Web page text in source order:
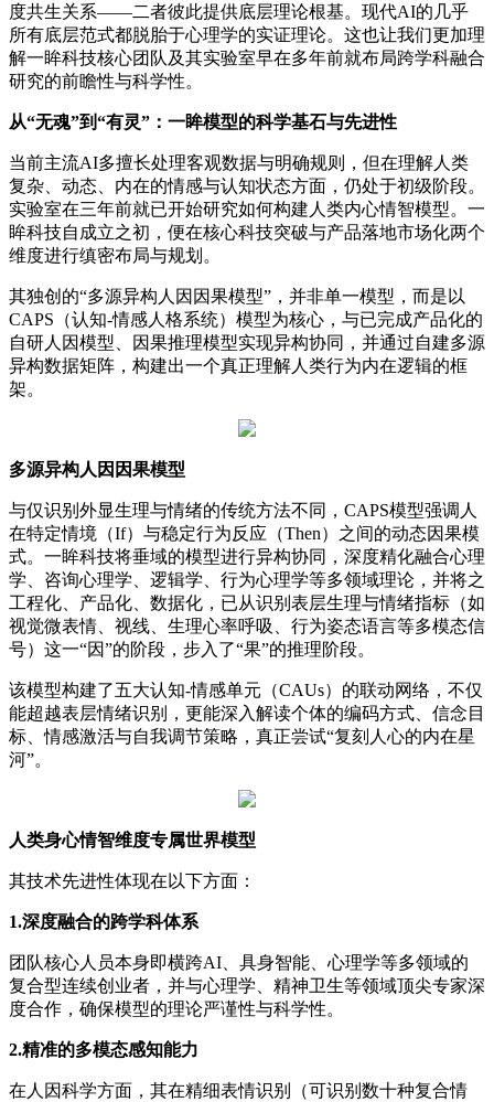
度共生关系——二者彼此提供底层理论根基。现代AI的几乎
所有底层范式都脱胎于心理学的实证理论。这也让我们更加理
解一眸科技核心团队及其实验室早在多年前就布局跨学科融合
研究的前瞻性与科学性。
从“无魂”到“有灵”：一眸模型的科学基石与先进性
当前主流AI多擅长处理客观数据与明确规则，但在理解人类
复杂、动态、内在的情感与认知状态方面，仍处于初级阶段。
实验室在三年前就已开始研究如何构建人类内心情智模型。一
眸科技自成立之初，便在核心科技突破与产品落地市场化两个
维度进行缜密布局与规划。
其独创的“多源异构人因因果模型”，并非单一模型，而是以
CAPS（认知-情感人格系统）模型为核心，与已完成产品化的
自研人因模型、因果推理模型实现异构协同，并通过自建多源
异构数据矩阵，构建出一个真正理解人类行为内在逻辑的框
架。
多源异构人因因果模型
与仅识别外显生理与情绪的传统方法不同，CAPS模型强调人
在特定情境（If）与稳定行为反应（Then）之间的动态因果模
式。一眸科技将垂域的模型进行异构协同，深度精化融合心理
学、咨询心理学、逻辑学、行为心理学等多领域理论，并将之
工程化、产品化、数据化，已从识别表层生理与情绪指标（如
视觉微表情、视线、生理心率呼吸、行为姿态语言等多模态信
号）这一“因”的阶段，步入了“果”的推理阶段。
该模型构建了五大认知-情感单元（CAUs）的联动网络，不仅
能超越表层情绪识别，更能深入解读个体的编码方式、信念目
标、情感激活与自我调节策略，真正尝试“复刻人心的内在星
河”。
人类身心情智维度专属世界模型
其技术先进性体现在以下方面：
1.深度融合的跨学科体系
团队核心人员本身即横跨AI、具身智能、心理学等多领域的
复合型连续创业者，并与心理学、精神卫生等领域顶尖专家深
度合作，确保模型的理论严谨性与科学性。
2.精准的多模态感知能力
在人因科学方面，其在精细表情识别（可识别数十种复合情